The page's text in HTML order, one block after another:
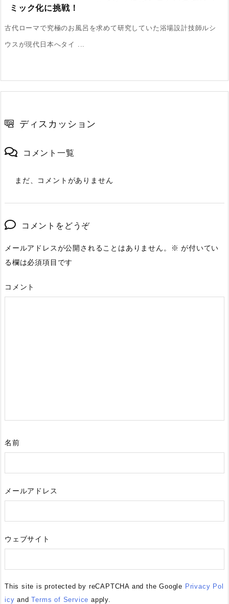
ミック化に挑戦！
古代ローマで究極のお風呂を求めて研究していた浴場設計技師ルシ
ウスが現代日本へタイ ...
ディスカッション
コメント一覧
まだ、コメントがありません
コメントをどうぞ
メールアドレスが公開されることはありません。 ※ が付いてい
る欄は必須項目です
コメント
名前
メールアドレス
ウェブサイト
This site is protected by reCAPTCHA and the Google Privacy Pol
icy andTerms of Service apply.